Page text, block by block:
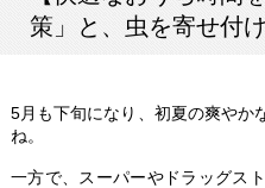
策」と、虫を寄せ付
5月も下旬になり、初夏の爽やか
ね。
一方で、スーパーやドラッグス